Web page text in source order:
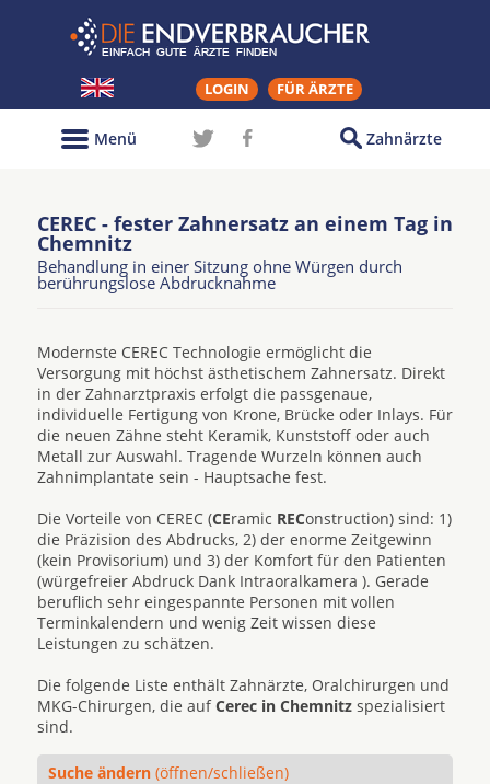
LOGIN FÜR ÄRZTE
Zahnärzte
Menü
CEREC - fester Zahnersatz an einem Tag in
Chemnitz
Behandlung in einer Sitzung ohne Würgen durch
berührungslose Abdrucknahme
Modernste CEREC Technologie ermöglicht die
Versorgung mit höchst ästhetischem Zahnersatz. Direkt
in der Zahnarztpraxis erfolgt die passgenaue,
individuelle Fertigung von Krone, Brücke oder Inlays. Für
die neuen Zähne steht Keramik, Kunststoff oder auch
Metall zur Auswahl. Tragende Wurzeln können auch
Zahnimplantate sein - Hauptsache fest.
Die Vorteile von CEREC (CEramic REConstruction) sind: 1)
die Präzision des Abdrucks, 2) der enorme Zeitgewinn
(kein Provisorium) und 3) der Komfort für den Patienten
(würgefreier Abdruck Dank Intraoralkamera ). Gerade
beruflich sehr eingespannte Personen mit vollen
Terminkalendern und wenig Zeit wissen diese
Leistungen zu schätzen.
Die folgende Liste enthält Zahnärzte, Oralchirurgen und
MKG-Chirurgen, die aufCerec in Chemnitz spezialisiert
sind.
Suche ändern (öffnen/schließen)